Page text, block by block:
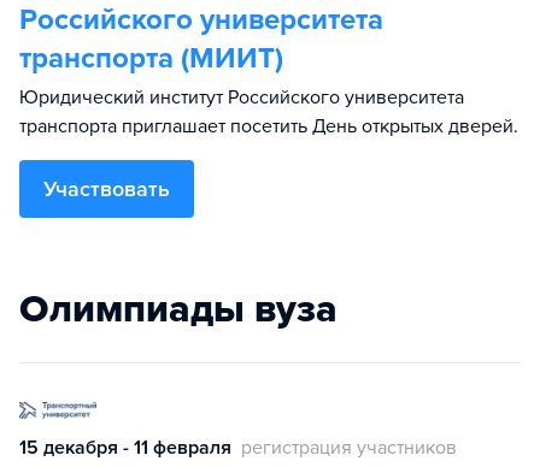
Российского университета
транспорта (МИИТ)
Юридический институт Российского университета
транспорта приглашает посетить День открытых дверей.
Участвовать
Олимпиады вуза
15 декабря - 11 февраля регистрация участников